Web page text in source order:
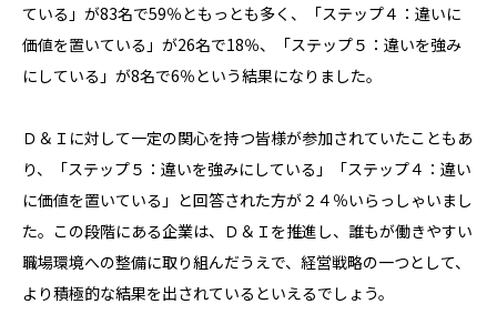
ている」が83名で59％ともっとも多く、「ステップ４：違いに
価値を置いている」が26名で18％、「ステップ５：違いを強み
にしている」が8名で6％という結果になりました。
Ｄ＆Ｉに対して一定の関心を持つ皆様が参加されていたこともあ
り、「ステップ５：違いを強みにしている」「ステップ４：違い
に価値を置いている」と回答された方が２４％いらっしゃいまし
た。この段階にある企業は、Ｄ＆Ｉを推進し、誰もが働きやすい
職場環境への整備に取り組んだうえで、経営戦略の一つとして、
より積極的な結果を出されているといえるでしょう。